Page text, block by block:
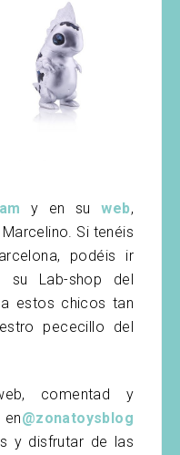
y en suweb,
Si tenéis
podéis ir
su Lab-shop del
a estos chicos tan
pececillo del
comentad y
@zonatoysblog
y disfrutar de las